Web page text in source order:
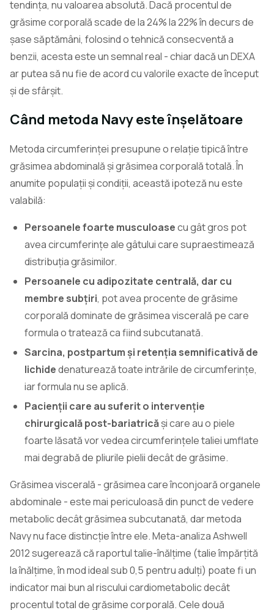
tendința, nu valoarea absolută. Dacă procentul de
grăsime corporală scade de la 24% la 22% în decurs de
șase săptămâni, folosind o tehnică consecventă a
benzii, acesta este un semnal real - chiar dacă un DEXA
ar putea să nu fie de acord cu valorile exacte de început
și de sfârșit.
Când metoda Navy este înșelătoare
Metoda circumferinței presupune o relație tipică între
grăsimea abdominală și grăsimea corporală totală. În
anumite populații și condiții, această ipoteză nu este
valabilă:
Persoanele foarte musculoasecu gât gros pot
avea circumferințe ale gâtului care supraestimează
distribuția grăsimilor.
Persoanele cu adipozitate centrală, dar cu
membre subțiri, pot avea procente de grăsime
corporală dominate de grăsimea viscerală pe care
formula o tratează ca fiind subcutanată.
Sarcina, postpartum și retenția semnificativă de
lichidedenaturează toate intrările de circumferințe,
iar formula nu se aplică.
Pacienții care au suferit o intervenție
chirurgicală post-bariatricăși care au o piele
foarte lăsată vor vedea circumferințele taliei umflate
mai degrabă de pliurile pielii decât de grăsime.
Grăsimea viscerală - grăsimea care înconjoară organele
abdominale - este mai periculoasă din punct de vedere
metabolic decât grăsimea subcutanată, dar metoda
Navy nu face distincție între ele. Meta-analiza Ashwell
2012 sugerează că raportul talie-înălțime (talie împărțită
la înălțime, în mod ideal sub 0,5 pentru adulți) poate fi un
indicator mai bun al riscului cardiometabolic decât
procentul total de grăsime corporală. Cele două